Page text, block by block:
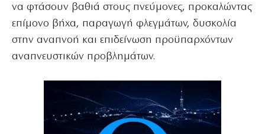
να φτάσουν βαθιά στους πνεύμονες, προκαλώντας
επίμονο βήχα, παραγωγή φλεγμάτων, δυσκολία
στην αναπνοή και επιδείνωση προϋπαρχόντων
αναπνευστικών προβλημάτων.